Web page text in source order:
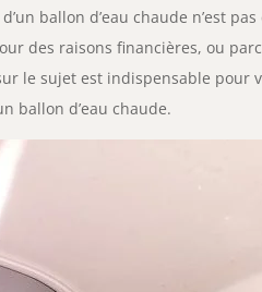
ballon d’eau chaude n’est
des raisons financières, ou
le sujet est indispensable pour
ballon d’eau chaude.